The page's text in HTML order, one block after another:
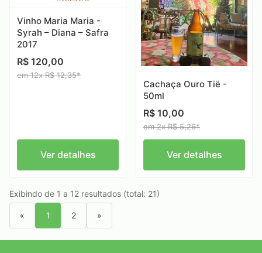
Vinho Maria Maria -
Syrah – Diana – Safra
2017
R$ 120,00
em 12x R$ 12,35*
Ver detalhes
Cachaça Ouro Tië -
50ml
R$ 10,00
em 2x R$ 5,26*
Ver detalhes
Exibindo de 1 a 12 resultados (total: 21)
« 1 2 »